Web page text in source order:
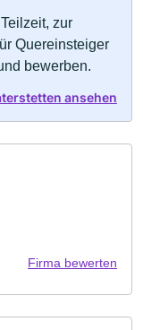
zur
Quereinsteiger
bewerben.
ansehen
Firma bewerten